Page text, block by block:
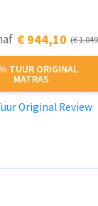
€ 944,10 (€
TUUR ORIGINAL
MATRAS
Original Review